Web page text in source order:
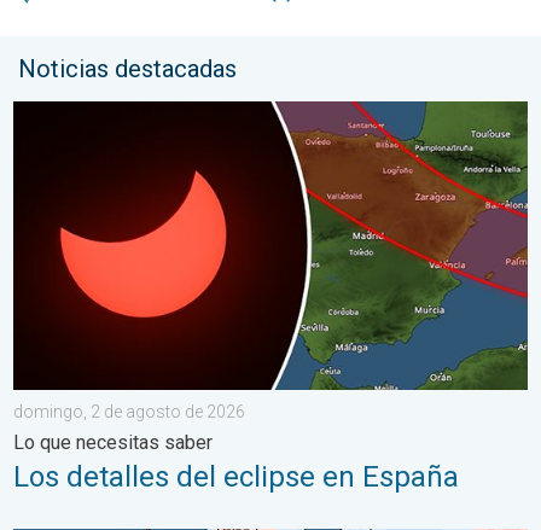
Noticias destacadas
Los detalles del eclipse en España. Lo que necesitas saber.
domingo, 2 de agosto de 2026
Lo que necesitas saber
Los detalles del eclipse en España